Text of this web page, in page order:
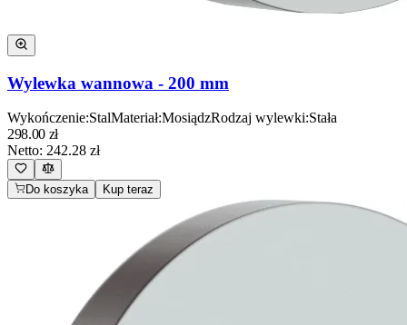
Wylewka wannowa - 200 mm
Wykończenie:StalMateriał:MosiądzRodzaj wylewki:Stała
298.00 zł
Netto: 242.28 zł
Do koszyka Kup teraz